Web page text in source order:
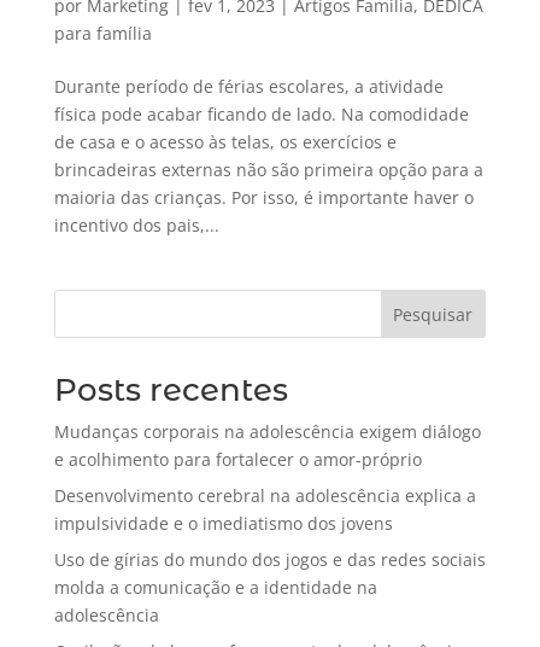
por Marketing| fev 1, 2023 | Artigos Familia, DEDICA
para família
Durante período de férias escolares, a atividade
física pode acabar ficando de lado. Na comodidade
de casa e o acesso às telas, os exercícios e
brincadeiras externas não são primeira opção para a
maioria das crianças. Por isso, é importante haver o
incentivo dos pais,...
Pesquisar
Posts recentes
Mudanças corporais na adolescência exigem diálogo
e acolhimento para fortalecer o amor-próprio
Desenvolvimento cerebral na adolescência explica a
impulsividade e o imediatismo dos jovens
Uso de gírias do mundo dos jogos e das redes sociais
molda a comunicação e a identidade na
adolescência